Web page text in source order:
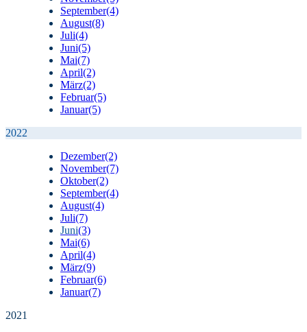
September(4)
August(8)
Juli(4)
Juni(5)
Mai(7)
April(2)
März(2)
Februar(5)
Januar(5)
2022
Dezember(2)
November(7)
Oktober(2)
September(4)
August(4)
Juli(7)
Juni(3)
Mai(6)
April(4)
März(9)
Februar(6)
Januar(7)
2021